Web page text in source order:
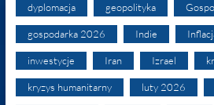
dyplomacja geopolityka
gospodarka 2026 Indie
inwestycje Iran Izrael
kryzys humanitarny luty 2026